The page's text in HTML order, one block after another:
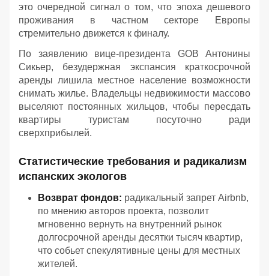
это очередной сигнал о том, что эпоха дешевого
проживания в частном секторе Европы
стремительно движется к финалу.
По заявлению вице-президента GOB Антонины
Сикьер, безудержная экспансия краткосрочной
аренды лишила местное население возможности
снимать жилье. Владельцы недвижимости массово
выселяют постоянных жильцов, чтобы пересдать
квартиры туристам посуточно ради
сверхприбылей.
Статистические требования и радикализм
испанских экологов
Возврат фондов: радикальный запрет Airbnb,
по мнению авторов проекта, позволит
мгновенно вернуть на внутренний рынок
долгосрочной аренды десятки тысяч квартир,
что собьет спекулятивные цены для местных
жителей.